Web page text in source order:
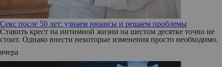
Секс после 50 лет: узнаем нюансы и решаем проблемы
Ставить крест на интимной жизни на шестом десятке точно не
стоит. Однако внести некоторые изменения просто необходимо.
вчера